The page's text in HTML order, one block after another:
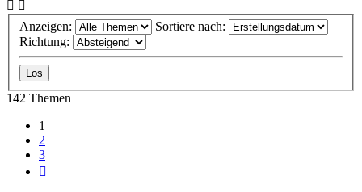
Anzeigen:
Sortiere nach:
Richtung:
142 Themen
1
2
3